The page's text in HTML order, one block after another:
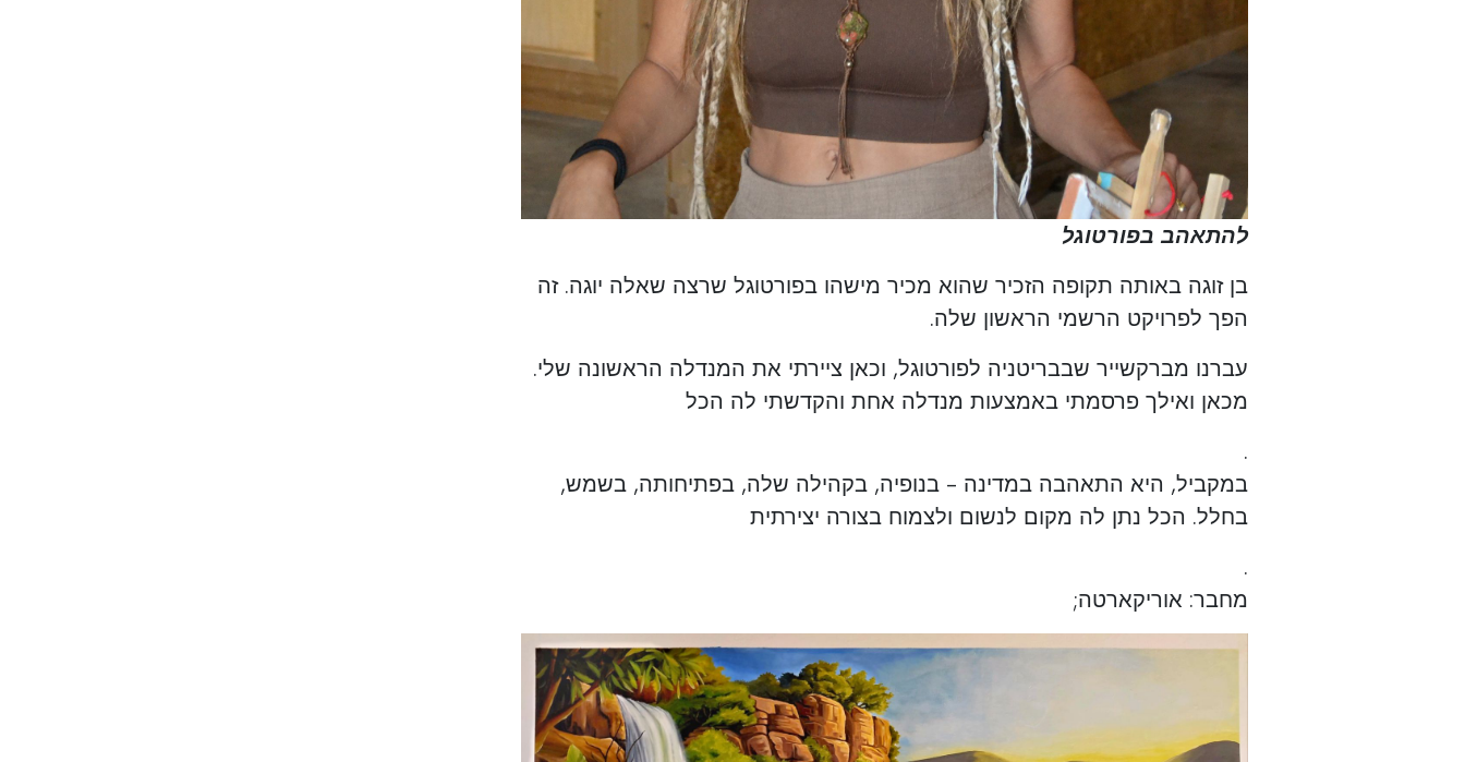
להתאהב בפורטוגל
בן זוגה באותה תקופה הזכיר שהוא מכיר מישהו בפורטוגל שרצה שאלה יוגה. זה
הפך לפרויקט הרשמי הראשון שלה.
עברנו מברקשייר שבבריטניה לפורטוגל, וכאן ציירתי את המנדלה הראשונה שלי.
מכאן ואילך פרסמתי באמצעות מנדלה אחת והקדשתי לה הכל
.
במקביל, היא התאהבה במדינה - בנופיה, בקהילה שלה, בפתיחותה, בשמש,
בחלל. הכל נתן לה מקום לנשום ולצמוח בצורה יצירתית
.
מחבר: אוריקארטה;